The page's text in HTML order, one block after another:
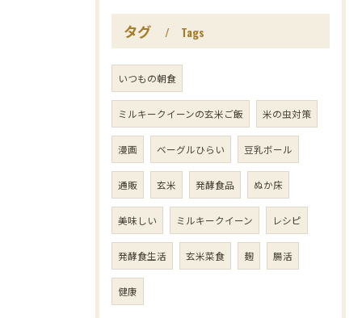
タグ Tags
いつもの朝食
ミルキークイーンの玄米ご飯 米の虫対策
漫画 ベーグルひらい 豆乳ボール
通販 玄米 発酵食品 ぬか床
美味しい ミルキークイーン レシピ
発酵食生活 玄米菜食 麹 腸活
健康